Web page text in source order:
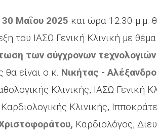
Μαΐου 2025 και ώρα 12:30 μ.μ.
του ΙΑΣΩ Γενική Κλινική με θέμα
των σύγχρονων τεχνολογιών
θα είναι ο κ. Νικήτας -
Κλινικής, ΙΑΣΩ Γενική
Κλινικής,
Καρδιολόγος,